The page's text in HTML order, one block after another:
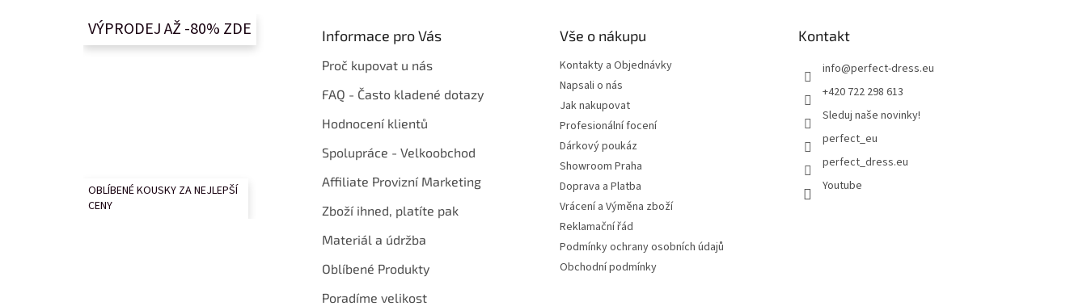
VÝPRODEJ AŽ -80% ZDE
OBLÍBENÉ KOUSKY ZA NEJLEPŠÍ
CENY
Informace pro Vás
Proč kupovat u nás
FAQ - Často kladené dotazy
Hodnocení klientů
Spolupráce - Velkoobchod
Affiliate Provizní Marketing
Zboží ihned, platíte pak
Materiál a údržba
Oblíbené Produkty
Poradíme velikost
Vše o nákupu
Kontakty a Objednávky
Napsali o nás
Jak nakupovat
Profesionální focení
Dárkový poukáz
Showroom Praha
Doprava a Platba
Vrácení a Výměna zboží
Reklamační řád
Podmínky ochrany osobních údajů
Obchodní podmínky
Kontakt
info@perfect-dress.eu
+420 722 298 613
Sleduj naše novinky!
perfect_eu
perfect_dress.eu
Youtube